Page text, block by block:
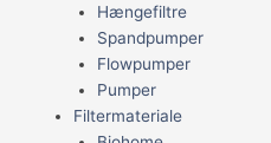
Hængefiltre
Spandpumper
Flowpumper
Pumper
Filtermateriale